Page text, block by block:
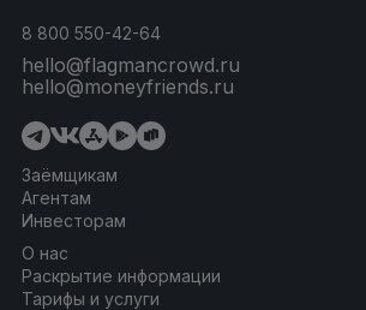
Заёмщикам
Агентам
Инвесторам
О нас
Раскрытие информации
Тарифы и услуги
8 800 550-42-64
hello@flagmancrowd.ru
hello@moneyfriends.ru